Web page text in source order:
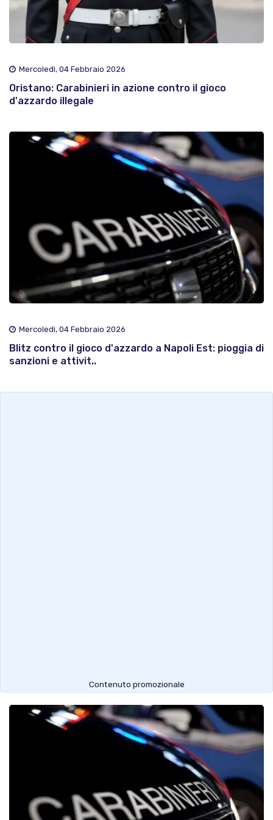
Mercoledì, 04 Febbraio 2026
Oristano: Carabinieri in azione contro il gioco
d'azzardo illegale
Mercoledì, 04 Febbraio 2026
Blitz contro il gioco d'azzardo a Napoli Est: pioggia di
sanzioni e attivit..
Contenuto promozionale